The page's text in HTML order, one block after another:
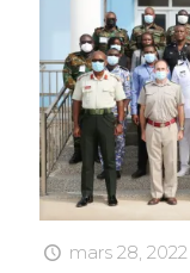
mars 28, 2022